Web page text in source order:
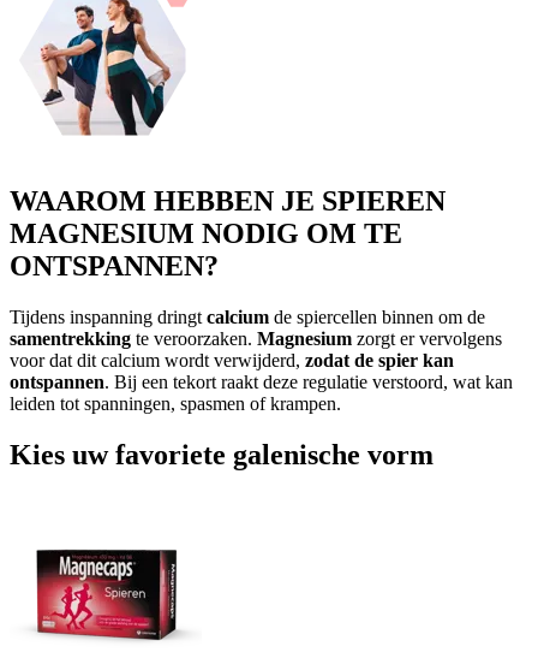
WAAROM HEBBEN JE SPIEREN
MAGNESIUM NODIG OM TE
ONTSPANNEN?
Tijdens inspanning dringt calcium de spiercellen binnen om de
samentrekking te veroorzaken. Magnesium zorgt er vervolgens
voor dat dit calcium wordt verwijderd, zodat de spier kan
ontspannen. Bij een tekort raakt deze regulatie verstoord, wat kan
leiden tot spanningen, spasmen of krampen.
Kies uw favoriete galenische vorm